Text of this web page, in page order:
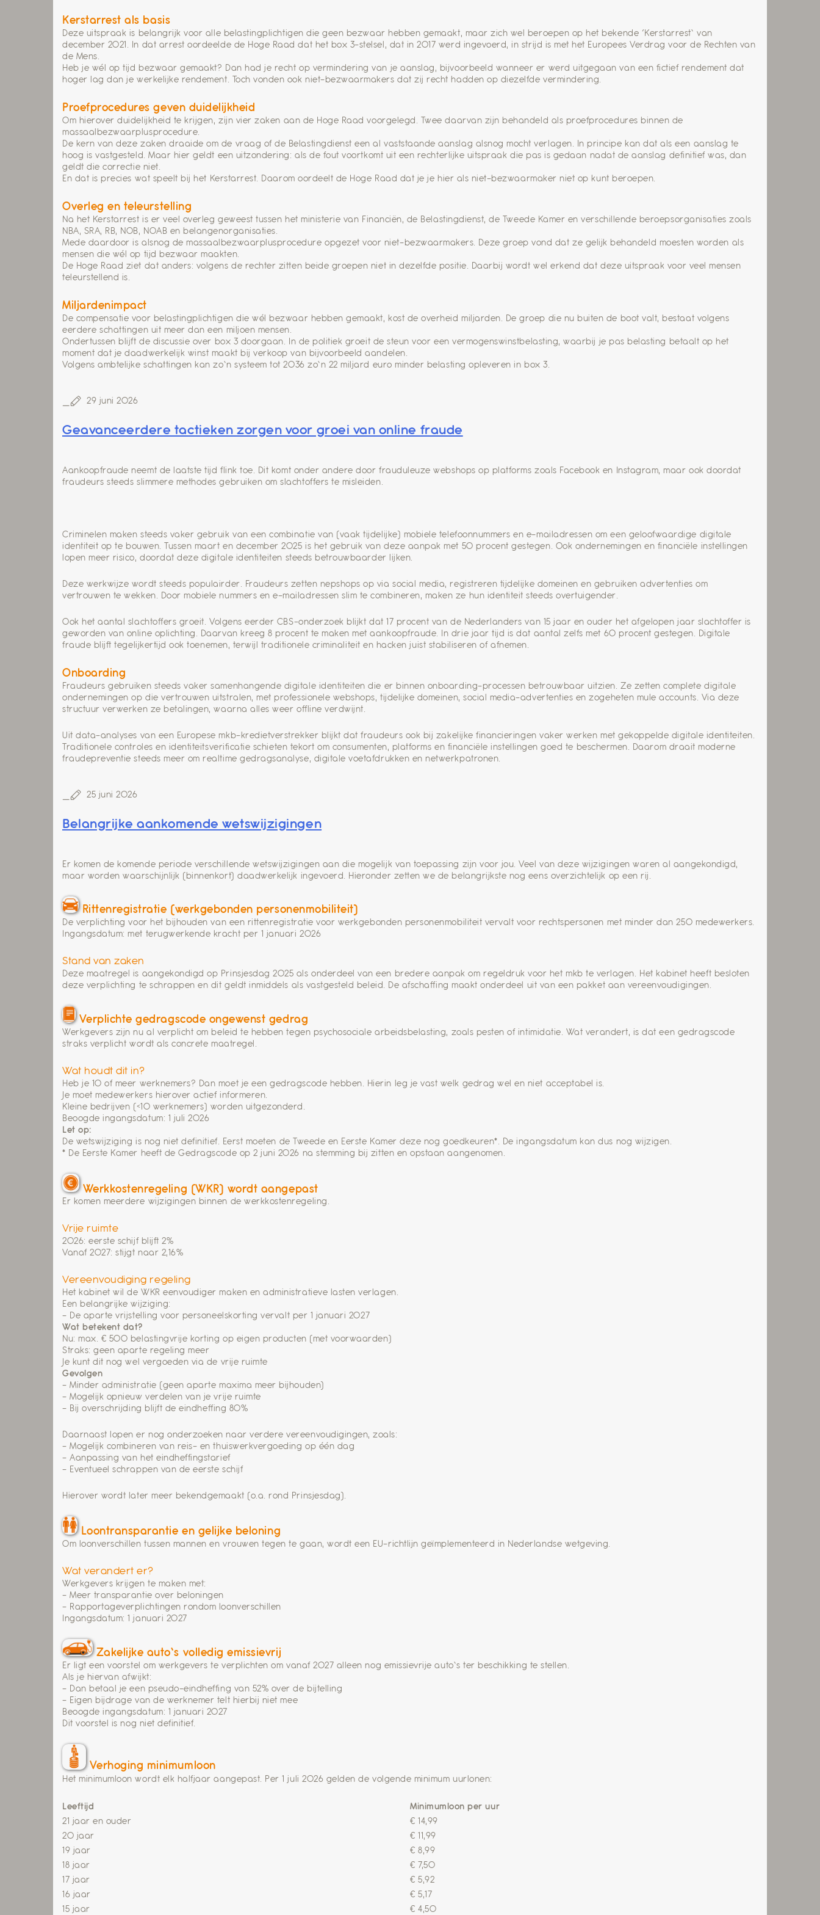
Kerstarrest als basis
Deze uitspraak is belangrijk voor alle belastingplichtigen die geen bezwaar hebben gemaakt, maar zich wel beroepen op het bekende ‘Kerstarrest’ van
december 2021. In dat arrest oordeelde de Hoge Raad dat het box 3-stelsel, dat in 2017 werd ingevoerd, in strijd is met het Europees Verdrag voor de Rechten van
de Mens.
Heb je wél op tijd bezwaar gemaakt? Dan had je recht op vermindering van je aanslag, bijvoorbeeld wanneer er werd uitgegaan van een fictief rendement dat
hoger lag dan je werkelijke rendement. Toch vonden ook niet-bezwaarmakers dat zij recht hadden op diezelfde vermindering.
Proefprocedures geven duidelijkheid
Om hierover duidelijkheid te krijgen, zijn vier zaken aan de Hoge Raad voorgelegd. Twee daarvan zijn behandeld als proefprocedures binnen de
massaalbezwaarplusprocedure.
De kern van deze zaken draaide om de vraag of de Belastingdienst een al vaststaande aanslag alsnog mocht verlagen. In principe kan dat als een aanslag te
hoog is vastgesteld. Maar hier geldt een uitzondering: als de fout voortkomt uit een rechterlijke uitspraak die pas is gedaan nadat de aanslag definitief was, dan
geldt die correctie niet.
En dat is precies wat speelt bij het Kerstarrest. Daarom oordeelt de Hoge Raad dat je je hier als niet-bezwaarmaker niet op kunt beroepen.
Overleg en teleurstelling
Na het Kerstarrest is er veel overleg geweest tussen het ministerie van Financiën, de Belastingdienst, de Tweede Kamer en verschillende beroepsorganisaties zoals
NBA, SRA, RB, NOB, NOAB en belangenorganisaties.
Mede daardoor is alsnog de massaalbezwaarplusprocedure opgezet voor niet-bezwaarmakers. Deze groep vond dat ze gelijk behandeld moesten worden als
mensen die wél op tijd bezwaar maakten.
De Hoge Raad ziet dat anders: volgens de rechter zitten beide groepen niet in dezelfde positie. Daarbij wordt wel erkend dat deze uitspraak voor veel mensen
teleurstellend is.
Miljardenimpact
De compensatie voor belastingplichtigen die wél bezwaar hebben gemaakt, kost de overheid miljarden. De groep die nu buiten de boot valt, bestaat volgens
eerdere schattingen uit meer dan een miljoen mensen.
Ondertussen blijft de discussie over box 3 doorgaan. In de politiek groeit de steun voor een vermogenswinstbelasting, waarbij je pas belasting betaalt op het
moment dat je daadwerkelijk winst maakt bij verkoop van bijvoorbeeld aandelen.
Volgens ambtelijke schattingen kan zo’n systeem tot 2036 zo’n 22 miljard euro minder belasting opleveren in box 3.
29 juni 2026
Geavanceerdere tactieken zorgen voor groei van online fraude
Aankoopfraude neemt de laatste tijd flink toe. Dit komt onder andere door frauduleuze webshops op platforms zoals Facebook en Instagram, maar ook doordat
fraudeurs steeds slimmere methodes gebruiken om slachtoffers te misleiden.
Criminelen maken steeds vaker gebruik van een combinatie van (vaak tijdelijke) mobiele telefoonnummers en e-mailadressen om een geloofwaardige digitale
identiteit op te bouwen. Tussen maart en december 2025 is het gebruik van deze aanpak met 50 procent gestegen. Ook ondernemingen en financiële instellingen
lopen meer risico, doordat deze digitale identiteiten steeds betrouwbaarder lijken.
Deze werkwijze wordt steeds populairder. Fraudeurs zetten nepshops op via social media, registreren tijdelijke domeinen en gebruiken advertenties om
vertrouwen te wekken. Door mobiele nummers en e-mailadressen slim te combineren, maken ze hun identiteit steeds overtuigender.
Ook het aantal slachtoffers groeit. Volgens eerder CBS-onderzoek blijkt dat 17 procent van de Nederlanders van 15 jaar en ouder het afgelopen jaar slachtoffer is
geworden van online oplichting. Daarvan kreeg 8 procent te maken met aankoopfraude. In drie jaar tijd is dat aantal zelfs met 60 procent gestegen. Digitale
fraude blijft tegelijkertijd ook toenemen, terwijl traditionele criminaliteit en hacken juist stabiliseren of afnemen.
Onboarding
Fraudeurs gebruiken steeds vaker samenhangende digitale identiteiten die er binnen onboarding-processen betrouwbaar uitzien. Ze zetten complete digitale
ondernemingen op die vertrouwen uitstralen, met professionele webshops, tijdelijke domeinen, social media-advertenties en zogeheten mule accounts. Via deze
structuur verwerken ze betalingen, waarna alles weer offline verdwijnt.
Uit data-analyses van een Europese mkb-kredietverstrekker blijkt dat fraudeurs ook bij zakelijke financieringen vaker werken met gekoppelde digitale identiteiten.
Traditionele controles en identiteitsverificatie schieten tekort om consumenten, platforms en financiële instellingen goed te beschermen. Daarom draait moderne
fraudepreventie steeds meer om realtime gedragsanalyse, digitale voetafdrukken en netwerkpatronen.
25 juni 2026
Belangrijke aankomende wetswijzigingen
Er komen de komende periode verschillende wetswijzigingen aan die mogelijk van toepassing zijn voor jou. Veel van deze wijzigingen waren al aangekondigd,
maar worden waarschijnlijk (binnenkort) daadwerkelijk ingevoerd. Hieronder zetten we de belangrijkste nog eens overzichtelijk op een rij.
Rittenregistratie (werkgebonden personenmobiliteit)
De verplichting voor het bijhouden van een rittenregistratie voor werkgebonden personenmobiliteit vervalt voor rechtspersonen met minder dan 250 medewerkers.
Ingangsdatum: met terugwerkende kracht per 1 januari 2026
Stand van zaken
Deze maatregel is aangekondigd op Prinsjesdag 2025 als onderdeel van een bredere aanpak om regeldruk voor het mkb te verlagen. Het kabinet heeft besloten
deze verplichting te schrappen en dit geldt inmiddels als vastgesteld beleid. De afschaffing maakt onderdeel uit van een pakket aan vereenvoudigingen.
Verplichte gedragscode ongewenst gedrag
Werkgevers zijn nu al verplicht om beleid te hebben tegen psychosociale arbeidsbelasting, zoals pesten of intimidatie. Wat verandert, is dat een gedragscode
straks verplicht wordt als concrete maatregel.
Wat houdt dit in?
Heb je 10 of meer werknemers? Dan moet je een gedragscode hebben. Hierin leg je vast welk gedrag wel en niet acceptabel is.
Je moet medewerkers hierover actief informeren.
Kleine bedrijven (<10 werknemers) worden uitgezonderd.
Beoogde ingangsdatum: 1 juli 2026
Let op:
De wetswijziging is nog niet definitief. Eerst moeten de Tweede en Eerste Kamer deze nog goedkeuren*. De ingangsdatum kan dus nog wijzigen.
* De Eerste Kamer heeft de Gedragscode op 2 juni 2026 na stemming bij zitten en opstaan aangenomen.
Werkkostenregeling (WKR) wordt aangepast
Er komen meerdere wijzigingen binnen de werkkostenregeling.
Vrije ruimte
2026: eerste schijf blijft 2%
Vanaf 2027: stijgt naar 2,16%
Vereenvoudiging regeling
Het kabinet wil de WKR eenvoudiger maken en administratieve lasten verlagen.
Een belangrijke wijziging:
– De aparte vrijstelling voor personeelskorting vervalt per 1 januari 2027
Wat betekent dat?
Nu: max. € 500 belastingvrije korting op eigen producten (met voorwaarden)
Straks: geen aparte regeling meer
Je kunt dit nog wel vergoeden via de vrije ruimte
Gevolgen
– Minder administratie (geen aparte maxima meer bijhouden)
– Mogelijk opnieuw verdelen van je vrije ruimte
– Bij overschrijding blijft de eindheffing 80%
Daarnaast lopen er nog onderzoeken naar verdere vereenvoudigingen, zoals:
– Mogelijk combineren van reis- en thuiswerkvergoeding op één dag
– Aanpassing van het eindheffingstarief
– Eventueel schrappen van de eerste schijf
Hierover wordt later meer bekendgemaakt (o.a. rond Prinsjesdag).
Loontransparantie en gelijke beloning
Om loonverschillen tussen mannen en vrouwen tegen te gaan, wordt een EU-richtlijn geïmplementeerd in Nederlandse wetgeving.
Wat verandert er?
Werkgevers krijgen te maken met:
– Meer transparantie over beloningen
– Rapportageverplichtingen rondom loonverschillen
Ingangsdatum: 1 januari 2027
Zakelijke auto’s volledig emissievrij
Er ligt een voorstel om werkgevers te verplichten om vanaf 2027 alleen nog emissievrije auto’s ter beschikking te stellen.
Als je hiervan afwijkt:
– Dan betaal je een pseudo-eindheffing van 52% over de bijtelling
– Eigen bijdrage van de werknemer telt hierbij niet mee
Beoogde ingangsdatum: 1 januari 2027
Dit voorstel is nog niet definitief.
Verhoging minimumloon
Het minimumloon wordt elk halfjaar aangepast. Per 1 juli 2026 gelden de volgende minimum uurlonen:
Leeftijd
Minimumloon per uur
21 jaar en ouder
€ 14,99
20 jaar
€ 11,99
19 jaar
€ 8,99
18 jaar
€ 7,50
17 jaar
€ 5,92
16 jaar
€ 5,17
15 jaar
€ 4,50